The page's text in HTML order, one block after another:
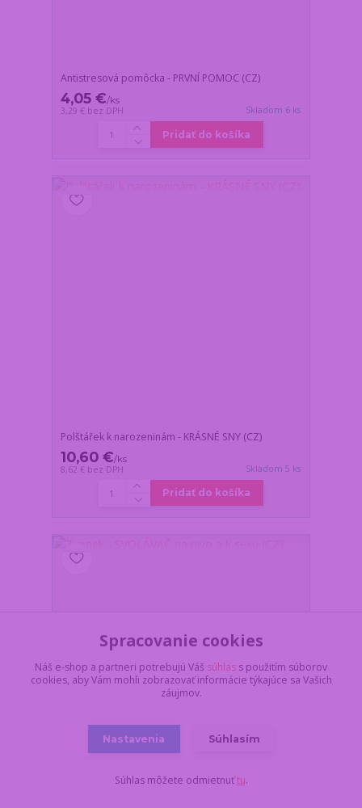
Antistresová pomôcka - PRVNÍ POMOC (CZ)
4,05 €/ks
3,29 € bez DPH Skladom 6 ks
Pridať do košíka
Polštářek k narozeninám - KRÁSNÉ SNY (CZ)
10,60 €/ks
8,62 € bez DPH Skladom 5 ks
Pridať do košíka
Spracovanie cookies
Náš e-shop a partneri potrebujú Váš súhlas s použitím súborov
cookies, aby Vám mohli zobrazovať informácie týkajúce sa Vašich
záujmov.
Nastavenia Súhlasím
Súhlas môžete odmietnuťtu.